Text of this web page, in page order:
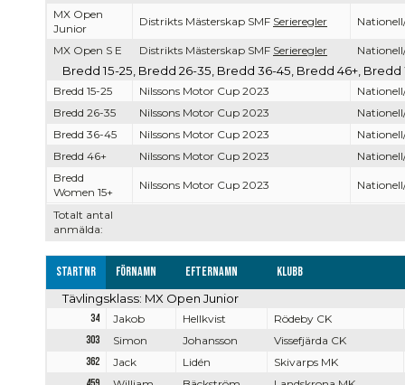
Totalt antal
anmälda:
MX Open
Junior
Distrikts Mästerskap SMF Serieregler
MX Open S E Distrikts Mästerskap SMF Serieregler
Bredd 15-25, Bredd 26-35, Bredd 36-45, Bredd 46+,
Bredd 15-25 Nilssons Motor Cup 2023
Bredd 26-35
Nilssons Motor Cup 2023
Bredd 36-45
Nilssons Motor Cup 2023
Bredd 46+
Nilssons Motor Cup 2023
Bredd
Women 15+
Nilssons Motor Cup 2023
Startnr Förnamn Efternamn Klubb
Tävlingsklass: MX Open Junior
34 Jakob Hellkvist
Rödeby CK
303
Simon Johansson
Vissefjärda CK
362
Jack Lidén
Skivarps MK